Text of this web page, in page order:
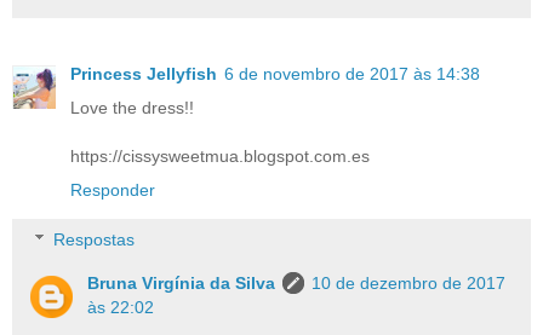
Princess Jellyfish 6 de novembro de 2017 às 14:38
Love the dress!!
https://cissysweetmua.blogspot.com.es
Responder
Respostas
Bruna Virgínia da Silva
10 de dezembro de 2017
às 22:02